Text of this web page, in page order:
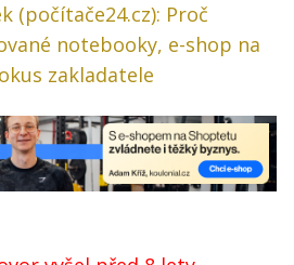
(počítače24.cz): Proč
notebooky, e-shop na
zakladatele